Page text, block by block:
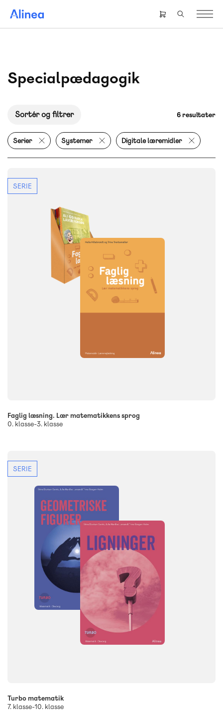
hovedindhold
Header
right
Specialpædagogik
Sortér og filtrer
Serier Systemer Digitale læremidler
6 resultater
SERIE
Faglig læsning. Lær matematikkens sprog
0. klasse-3. klasse
SERIE
Turbo matematik
7. klasse-10. klasse